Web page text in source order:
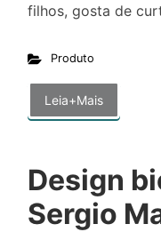
filhos, gosta de
Produto
Leia+Mais
Design
Sergio